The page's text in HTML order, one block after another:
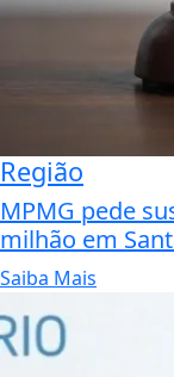
Região
MPMG pede
milhão em
Saiba Mais